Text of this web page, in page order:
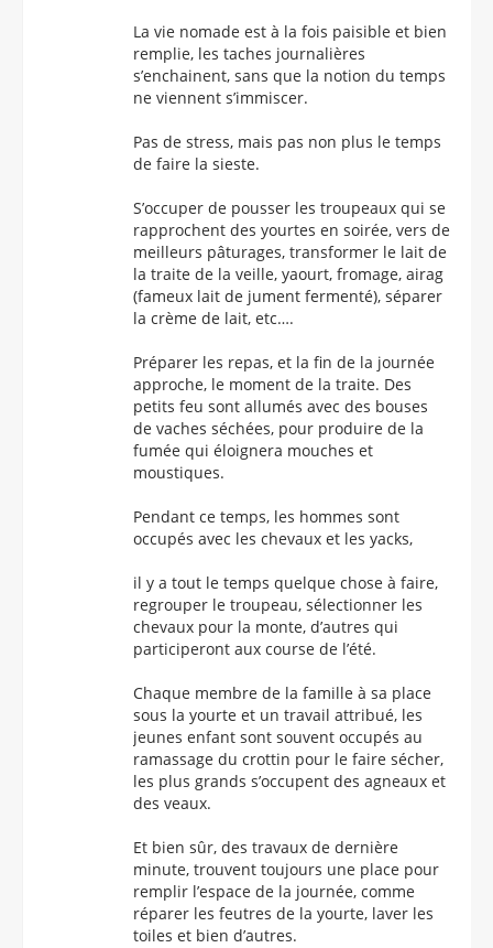
La vie nomade est à la fois paisible et bien
remplie, les taches journalières
s’enchainent, sans que la notion du temps
ne viennent s’immiscer.
Pas de stress, mais pas non plus le temps
de faire la sieste.
S’occuper de pousser les troupeaux qui se
rapprochent des yourtes en soirée, vers de
meilleurs pâturages, transformer le lait de
la traite de la veille, yaourt, fromage, airag
(fameux lait de jument fermenté), séparer
la crème de lait, etc….
Préparer les repas, et la fin de la journée
approche, le moment de la traite. Des
petits feu sont allumés avec des bouses
de vaches séchées, pour produire de la
fumée qui éloignera mouches et
moustiques.
Pendant ce temps, les hommes sont
occupés avec les chevaux et les yacks,
il y a tout le temps quelque chose à faire,
regrouper le troupeau, sélectionner les
chevaux pour la monte, d’autres qui
participeront aux course de l’été.
Chaque membre de la famille à sa place
sous la yourte et un travail attribué, les
jeunes enfant sont souvent occupés au
ramassage du crottin pour le faire sécher,
les plus grands s’occupent des agneaux et
des veaux.
Et bien sûr, des travaux de dernière
minute, trouvent toujours une place pour
remplir l’espace de la journée, comme
réparer les feutres de la yourte, laver les
toiles et bien d’autres.